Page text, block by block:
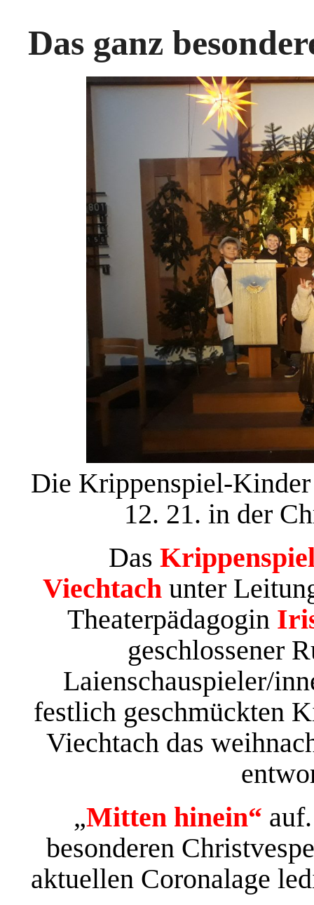
Das ganz
Die Krippenspiel-Kinder
12. 21. in der
Das
Viechtach unter
Theaterpädagogin
geschlossener
Laienschauspieler/
festlich geschmückten
Viechtach das
„Mitten hinein“
besonderen
aktuellen Coronalage